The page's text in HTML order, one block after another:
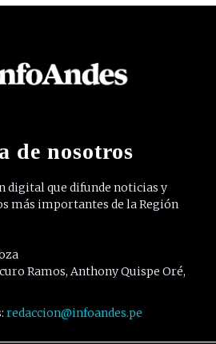
de nosotros
digital que difunde noticias y
más importantes de la Región
Ramos, Anthony Quispe Oré,
redaccion@infoandes.pe